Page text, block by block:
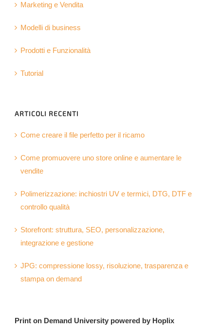
Marketing e Vendita
Modelli di business
Prodotti e Funzionalità
Tutorial
ARTICOLI RECENTI
Come creare il file perfetto per il ricamo
Come promuovere uno store online e aumentare le
vendite
Polimerizzazione: inchiostri UV e termici, DTG, DTF e
controllo qualità
Storefront: struttura, SEO, personalizzazione,
integrazione e gestione
JPG: compressione lossy, risoluzione, trasparenza e
stampa on demand
Print on Demand University powered by Hoplix